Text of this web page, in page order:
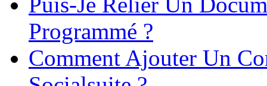
Programmé ?
Comment Ajouter Un